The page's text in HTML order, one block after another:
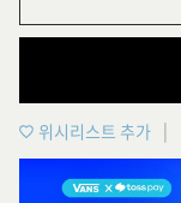
위시리스트 추가